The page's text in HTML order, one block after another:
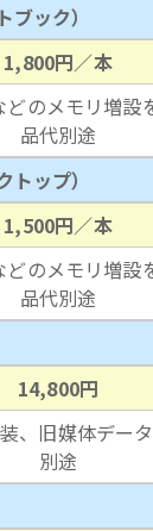
ック）
1,800円／本
のメモリ増設
品代別途
ップ）
1,500円／本
のメモリ増設
品代別途
14,800円
、旧媒体デー
別途